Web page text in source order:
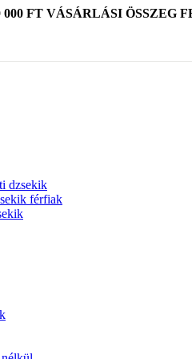
FT VÁSÁRLÁSI ÖSSZEG
dzsekik
férfiak